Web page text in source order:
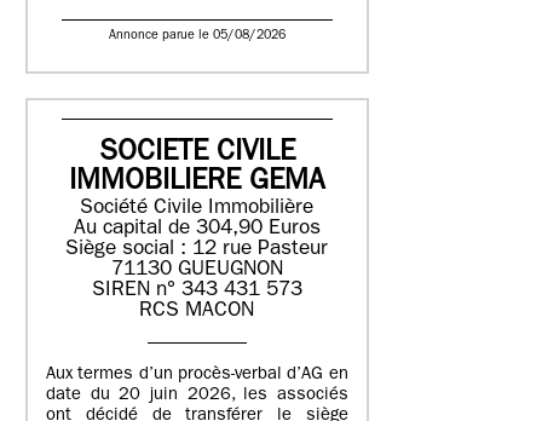
Annonce parue le 05/08/2026
SOCIETE CIVILE
IMMOBILIERE GEMA
Société Civile Immobilière
Au capital de 304,90 Euros
Siège social : 12 rue Pasteur
71130 GUEUGNON
SIREN n° 343 431 573
RCS MACON
Aux termes d’un procès-verbal d’AG en
date du 20 juin 2026, les associés
ont décidé de transférer le siège